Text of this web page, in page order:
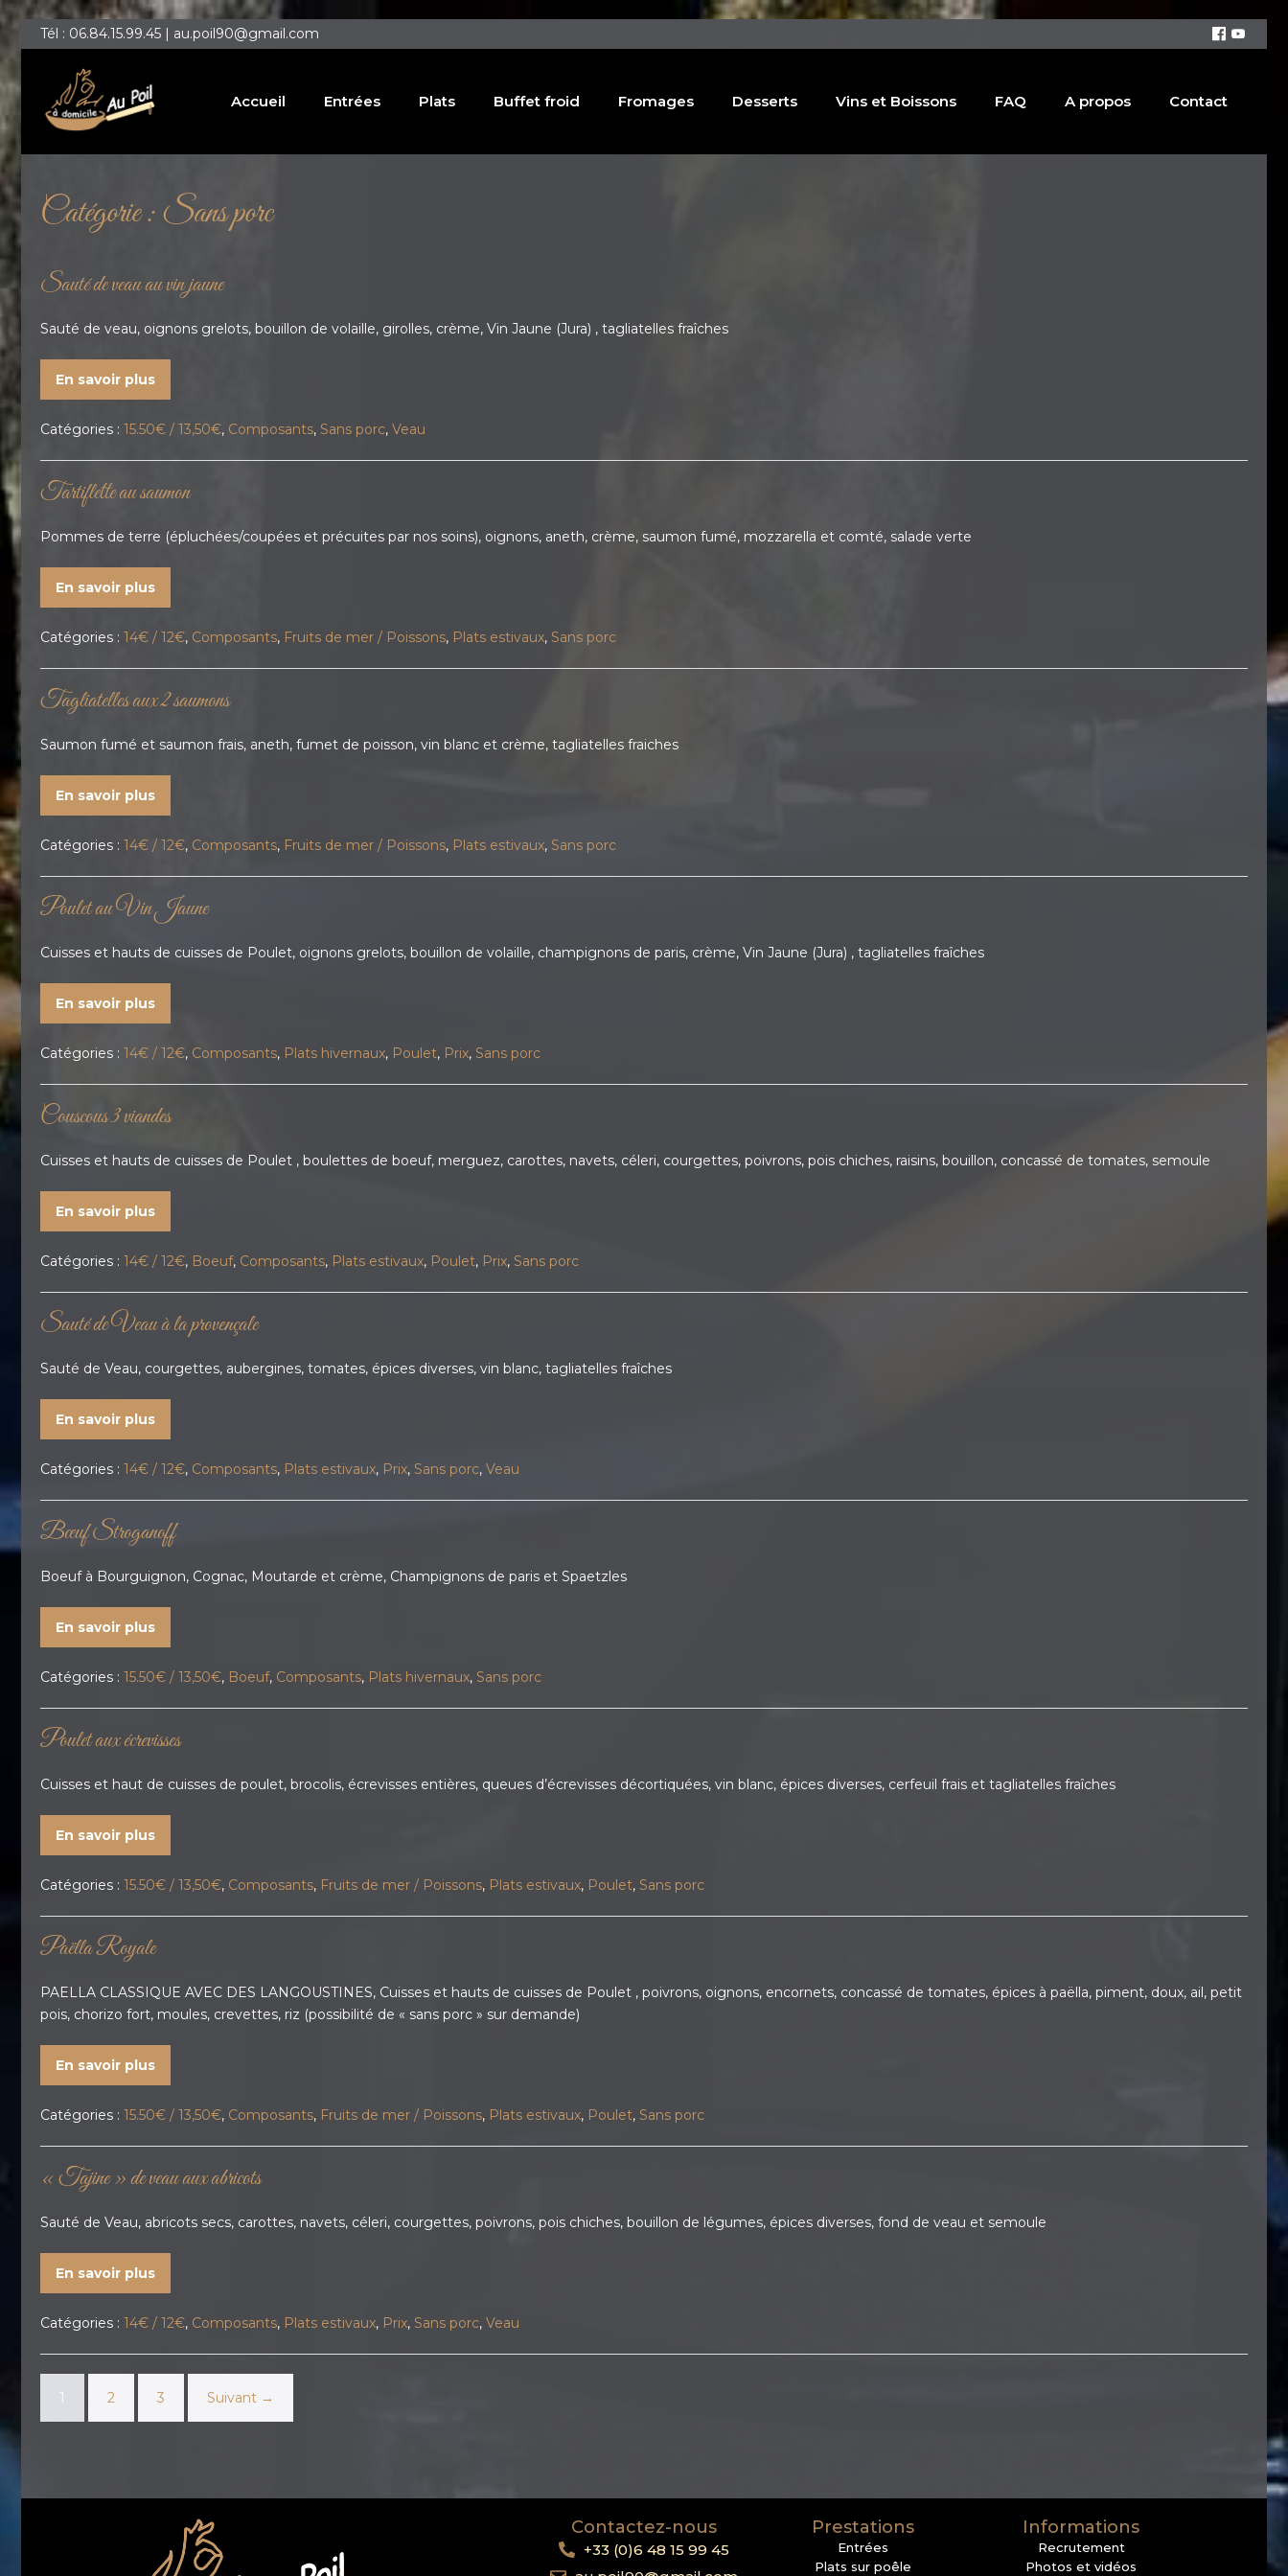
Tél : 06.84.15.99.45 | au.poil90@gmail.com
Accueil Entrées Plats Buffet froid Fromages Desserts Vins et Boissons FAQ A propos Contact
Catégorie :Sans porc
Sauté de veau au vin jaune
Sauté de veau, oignons grelots, bouillon de volaille, girolles, crème, Vin Jaune (Jura) , tagliatelles fraîches
En savoir plus
Catégories : 15.50€ / 13,50€, Composants, Sans porc, Veau
Tartiflette au saumon
Pommes de terre (épluchées/coupées et précuites par nos soins), oignons, aneth, crème, saumon fumé, mozzarella et comté, salade verte
En savoir plus
Catégories : 14€ / 12€, Composants, Fruits de mer / Poissons, Plats estivaux, Sans porc
Tagliatelles aux 2 saumons
Saumon fumé et saumon frais, aneth, fumet de poisson, vin blanc et crème, tagliatelles fraiches
En savoir plus
Catégories : 14€ / 12€, Composants, Fruits de mer / Poissons, Plats estivaux, Sans porc
Poulet au Vin Jaune
Cuisses et hauts de cuisses de Poulet, oignons grelots, bouillon de volaille, champignons de paris, crème, Vin Jaune (Jura) , tagliatelles fraîches
En savoir plus
Catégories : 14€ / 12€, Composants, Plats hivernaux, Poulet, Prix, Sans porc
Couscous 3 viandes
Cuisses et hauts de cuisses de Poulet , boulettes de boeuf, merguez, carottes, navets, céleri, courgettes, poivrons, pois chiches, raisins, bouillon, concassé de tomates, semoule
En savoir plus
Catégories : 14€ / 12€, Boeuf, Composants, Plats estivaux, Poulet, Prix, Sans porc
Sauté de Veau à la provençale
Sauté de Veau, courgettes, aubergines, tomates, épices diverses, vin blanc, tagliatelles fraîches
En savoir plus
Catégories : 14€ / 12€, Composants, Plats estivaux, Prix, Sans porc, Veau
Bœuf Stroganoff
Boeuf à Bourguignon, Cognac, Moutarde et crème, Champignons de paris et Spaetzles
En savoir plus
Catégories : 15.50€ / 13,50€, Boeuf, Composants, Plats hivernaux, Sans porc
Poulet aux écrevisses
Cuisses et haut de cuisses de poulet, brocolis, écrevisses entières, queues d’écrevisses décortiquées, vin blanc, épices diverses, cerfeuil frais et tagliatelles fraîches
En savoir plus
Catégories : 15.50€ / 13,50€, Composants, Fruits de mer / Poissons, Plats estivaux, Poulet, Sans porc
Paëlla Royale
PAELLA CLASSIQUE AVEC DES LANGOUSTINES, Cuisses et hauts de cuisses de Poulet , poivrons, oignons, encornets, concassé de tomates, épices à paëlla, piment, doux, ail, petit
pois, chorizo fort, moules, crevettes, riz (possibilité de « sans porc » sur demande)
En savoir plus
Catégories : 15.50€ / 13,50€, Composants, Fruits de mer / Poissons, Plats estivaux, Poulet, Sans porc
« Tajine » de veau aux abricots
Sauté de Veau, abricots secs, carottes, navets, céleri, courgettes, poivrons, pois chiches, bouillon de légumes, épices diverses, fond de veau et semoule
En savoir plus
Catégories : 14€ / 12€, Composants, Plats estivaux, Prix, Sans porc, Veau
1 2 3 Suivant →
Contactez-nous
+33 (0)6 48 15 99 45
Prestations
Entrées
Plats sur poêle
Informations
Recrutement
Photos et vidéos